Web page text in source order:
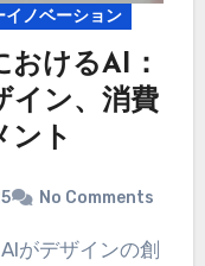
イノベーション
おけるAI：
イン、消費
ント
No Comments